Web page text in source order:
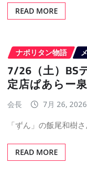
READ MORE
ナポリタン物語
7/26（土）BS
定店ぱあらー
会長 7月 26, 2026
「ずん」の飯尾和樹
READ MORE